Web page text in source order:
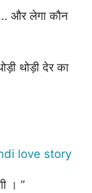
और लेगा कौन
थोड़ी देर का
love story
। ”